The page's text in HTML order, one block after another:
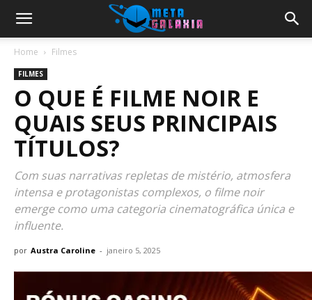
Home Filmes
FILMES
O QUE É FILME NOIR E
QUAIS SEUS PRINCIPAIS
TÍTULOS?
Com suas narrativas repletas de mistério, atmosfera
intensa e protagonistas complexos, o filme noir
emerge como uma categoria cinematográfica única e
influente.
por Austra Caroline - janeiro 5, 2025